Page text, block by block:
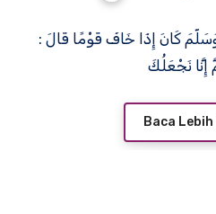
كَانَ إِذَا خَافَ قَوْمًا قَالَ :
Baca